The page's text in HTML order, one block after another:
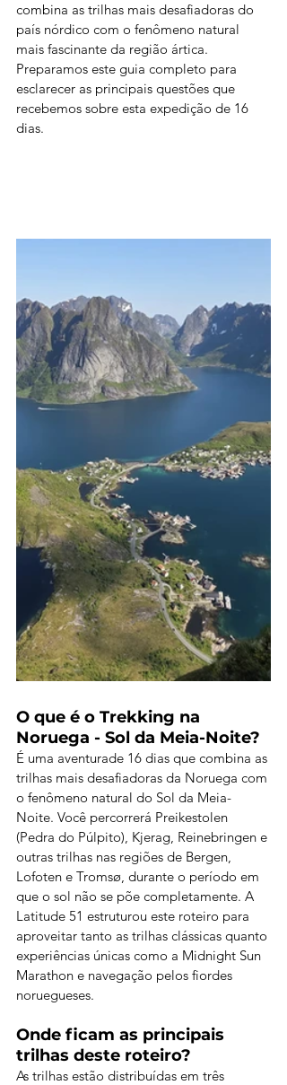
combina as trilhas mais desafiadoras do
país nórdico com o fenômeno natural
mais fascinante da região ártica.
Preparamos este guia completo para
esclarecer as principais questões que
recebemos sobre esta expedição de 16
dias.
O que é o Trekking na
Noruega - Sol da Meia-Noite?
É uma aventurade 16 dias que combina as
trilhas mais desafiadoras da Noruega com
o fenômeno natural do Sol da Meia-
Noite. Você percorrerá Preikestolen
(Pedra do Púlpito), Kjerag, Reinebringen e
outras trilhas nas regiões de Bergen,
Lofoten e Tromsø, durante o período em
que o sol não se põe completamente. A
Latitude 51 estruturou este roteiro para
aproveitar tanto as trilhas clássicas quanto
experiências únicas como a Midnight Sun
Marathon e navegação pelos fiordes
noruegueses.
Onde ficam as principais
trilhas deste roteiro?
As trilhas estão distribuídas em três